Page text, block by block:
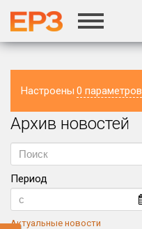
Настроены 0 параметров
Регион
Архив новостей
Период
Актуальные новости